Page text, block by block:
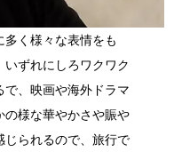
く様々な表情をも
ずれにしろワクワク
、映画や海外ドラマ
様な華やかさや賑や
られるので、旅行で